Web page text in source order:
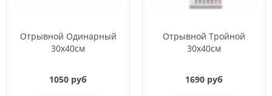
Отрывной Одинарный
30х40см
1050 руб
Отрывной Тройной
30х40см
1690 руб